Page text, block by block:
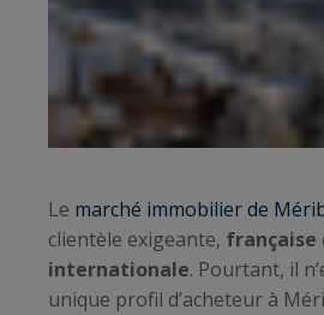
Le marché immobilier de
clientèle exigeante, française
internationale. Pourtant, il
unique profil d’acheteur à